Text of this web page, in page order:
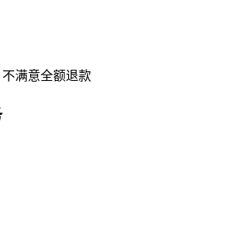
满意全额退款